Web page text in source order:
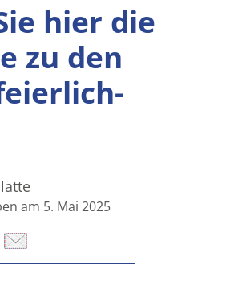
hier die
zu den
am 5. Mai 2025